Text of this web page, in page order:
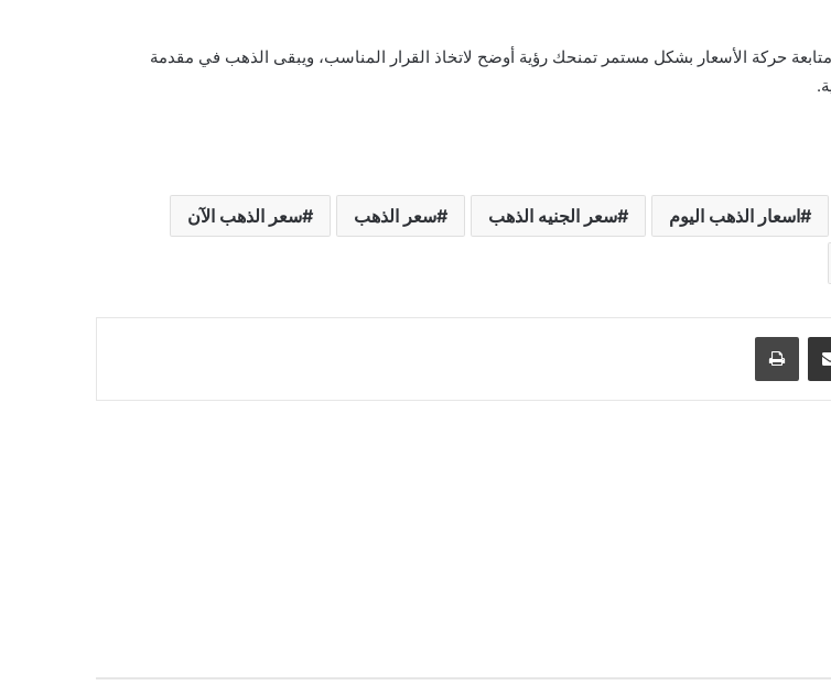
حركة الأسعار بشكل مستمر تمنحك رؤية أوضح لاتخاذ القرار المناسب، ويبقى الذهب في مقدمة
اسعار الذهب اليوم سعر الجنيه الذهب سعر الذهب سعر الذهب الآن
مشاركة عبر البريد طباعة